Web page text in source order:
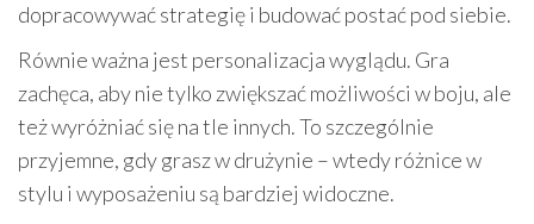
dopracowywać strategię i budować postać pod siebie.
Równie ważna jest personalizacja wyglądu. Gra
zachęca, aby nie tylko zwiększać możliwości w boju, ale
też wyróżniać się na tle innych. To szczególnie
przyjemne, gdy grasz w drużynie – wtedy różnice w
stylu i wyposażeniu są bardziej widoczne.